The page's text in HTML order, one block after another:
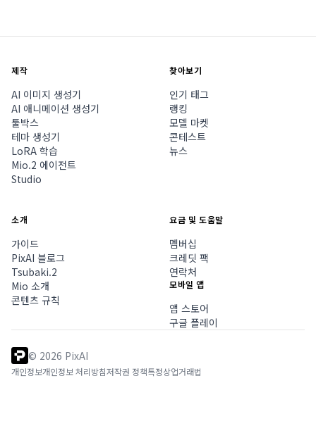
제작
AI 이미지 생성기
AI 애니메이션 생성기
툴박스
테마 생성기
LoRA 학습
Mio.2 에이전트
Studio
찾아보기
인기 태그
랭킹
모델 마켓
콘테스트
뉴스
소개
가이드
PixAI 블로그
Tsubaki.2
Mio 소개
콘텐츠 규칙
요금 및 도움말
멤버십
크레딧 팩
연락처
모바일 앱
앱 스토어
구글 플레이
© 2026 PixAI
개인정보개인정보 처리방침저작권 정책특정상업거래법